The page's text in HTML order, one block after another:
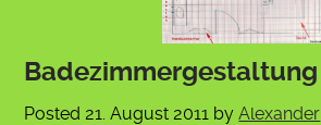
Badezimmergestaltung
Posted21. August 2011 byAlexander